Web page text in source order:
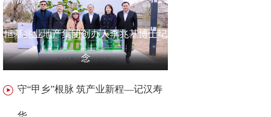
恒基兆业地产集团创办人李兆基博士纪
念
守“甲乡”根脉 筑产业新程—记汉寿